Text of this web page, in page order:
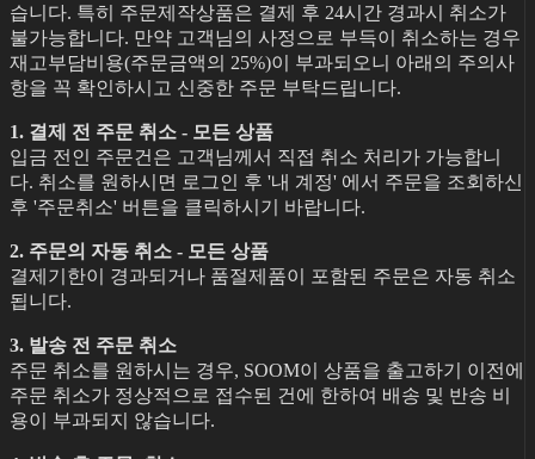
습니다. 특히 주문제작상품은 결제 후 24시간 경과시 취소가
불가능합니다. 만약 고객님의 사정으로 부득이 취소하는 경우
재고부담비용(주문금액의 25%)이 부과되오니 아래의 주의사
항을 꼭 확인하시고 신중한 주문 부탁드립니다.
1. 결제 전 주문 취소 - 모든 상품
입금 전인 주문건은 고객님께서 직접 취소 처리가 가능합니
다. 취소를 원하시면 로그인 후 '내 계정' 에서 주문을 조회하신
후 '주문취소' 버튼을 클릭하시기 바랍니다.
2. 주문의 자동 취소 - 모든 상품
결제기한이 경과되거나 품절제품이 포함된 주문은 자동 취소
됩니다.
3. 발송 전 주문 취소
주문 취소를 원하시는 경우, SOOM이 상품을 출고하기 이전에
주문 취소가 정상적으로 접수된 건에 한하여 배송 및 반송 비
용이 부과되지 않습니다.